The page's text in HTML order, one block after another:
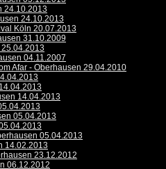
24.10.2013
24.10.2013
Köln 20.07.2013
31.10.2009
04.11.2007
Afar - Oberhausen 29.04.2010
14.04.2013
05.04.2013
05.04.2013
14.02.2013
23.12.2012
06.12.2012